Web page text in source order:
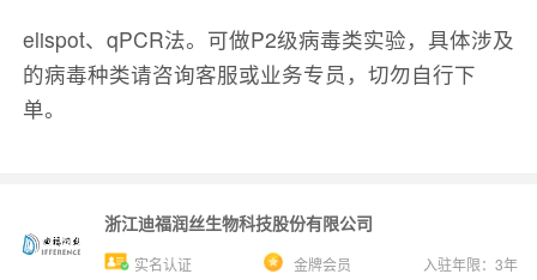
elispot、qPCR法。可做P2级病毒类实验，具体涉及
的病毒种类请咨询客服或业务专员，切勿自行下
单。
浙江迪福润丝生物科技股份有限公司
实名认证 金牌会员 入驻年限： 3年